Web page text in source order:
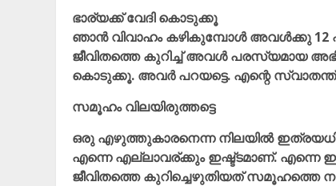
ഭാര്യക്ക്‌ വേദി കൊടുക്കൂ
ഞാൻ വിവാഹം കഴികുമ്പോൾ അവൾക്കു 12
ജീവിതത്തെ കുറിച്ച് അവൾ പരസ്യമായ
കൊടുക്കൂ. അവർ പറയട്ടെ. എന്റെ
സമൂഹം വിലയിരുത്തട്ടെ
ഒരു എഴുത്തുകാരനെന്ന നിലയിൽ
എന്നെ എല്ലാവര്ക്കും ഇഷ്ട്ടമാണ്. എന്നെ
ജീവിതത്തെ കുറിച്ചെഴുതിയത് സമൂഹത്തെ